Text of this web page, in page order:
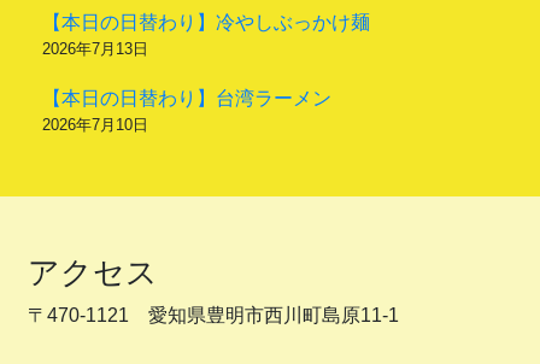
【本日の日替わり】冷やしぶっかけ麺
2026年7月13日
【本日の日替わり】台湾ラーメン
2026年7月10日
アクセス
〒470-1121 愛知県豊明市西川町島原11-1